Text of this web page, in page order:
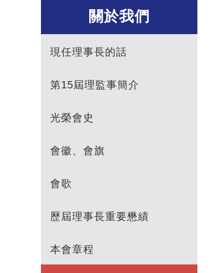
關於我們
現任理事長的話
第15屆理監事簡介
光榮會史
會徽、會旗
會歌
歷屆理事長重要懋績
本會章程